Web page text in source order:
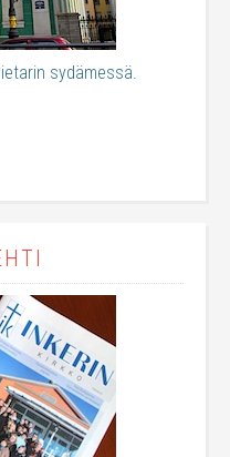
sydämessä.